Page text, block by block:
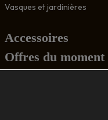
Vasques et jardinières
Accessoires
Offres du moment